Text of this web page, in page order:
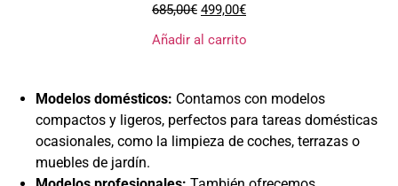
685,00€ 499,00€
Añadir al carrito
Modelos domésticos: Contamos con modelos
compactos y ligeros, perfectos para tareas domésticas
ocasionales, como la limpieza de coches, terrazas o
muebles de jardín.